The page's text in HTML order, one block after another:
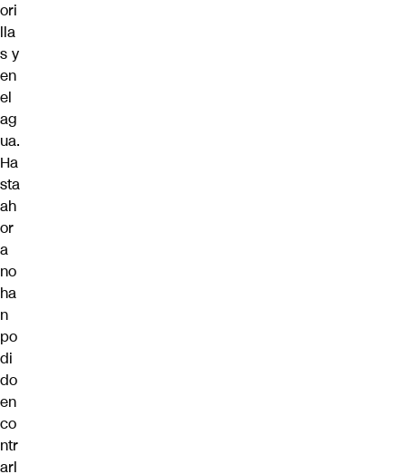
ori
lla
s y
en
el
ag
ua.
Ha
sta
ah
or
a
no
ha
n
po
di
do
en
co
ntr
arl